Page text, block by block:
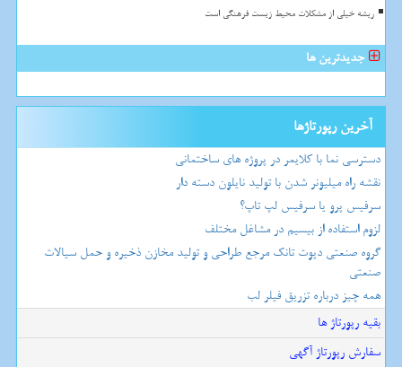
ریشه خیلی از مشکلات محیط زیست فرهنگی است
جدیدترین ها
آخرین رپورتاژها
دسترسی نما با کلایمر در پروژه های ساختمانی
نقشه راه میلیونر شدن با تولید نایلون دسته دار
سرفیس پرو یا سرفیس لپ تاپ؟
لزوم استفاده از بیسیم در مشاغل مختلف
گروه صنعتی دپوت تانک مرجع طراحی و تولید مخازن ذخیره و حمل سیالات
صنعتی
همه چیز درباره تزریق فیلر لب
بقیه رپورتاژ ها
سفارش رپورتاژ آگهی